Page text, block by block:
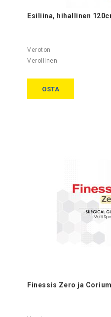
Esiliina, hihallinen
OSTA
Finessis Zero ja